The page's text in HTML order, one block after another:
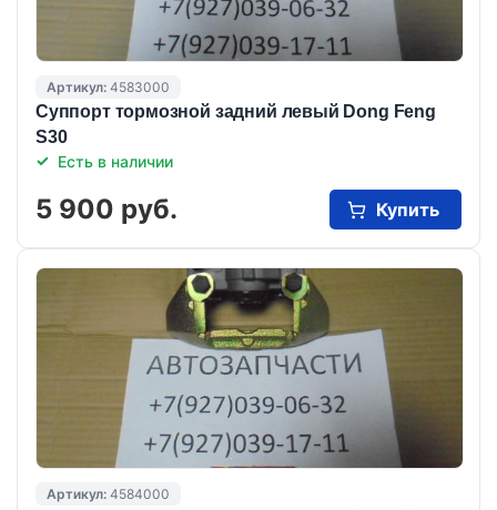
Артикул: 4583000
Суппорт тормозной задний левый Dong Feng
S30
Есть в наличии
5 900 руб. Купить
Артикул: 4584000